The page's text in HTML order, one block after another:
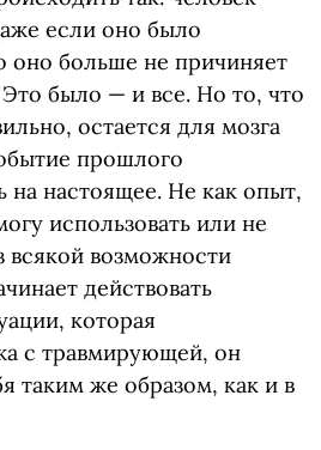
если оно было
оно больше не причиняет
было — и все. Но то, что
остается для мозга
прошлого
на настоящее. Не как опыт,
использовать или не
всякой возможности
действовать
которая
с травмирующей, он
таким же образом, как и в